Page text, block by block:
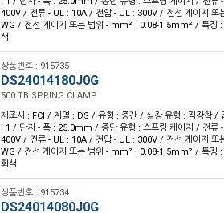
400V / 전류 - UL : 10A / 전압 - UL : 300V / 전선 게이지 또
WG / 전선 게이지 또는 범위 - mm² : 0.08-1.5mm² / 특징 :
색
상품번호 : 915735
DS24014180J0G
500 TB SPRING CLAMP
제조사 : FCI / 계열 : DS / 유형 : 중간 / 실장 유형 : 직장착 /
: 1 / 단자 - 폭 : 25.0mm / 종단 유형 : 스프링 케이지 / 전류
400V / 전류 - UL : 10A / 전압 - UL : 300V / 전선 게이지 또
WG / 전선 게이지 또는 범위 - mm² : 0.08-1.5mm² / 특징 :
회색
상품번호 : 915734
DS24014080J0G